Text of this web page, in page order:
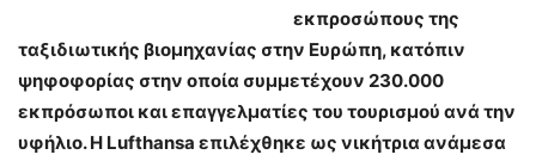
εκπροσώπους της
ταξιδιωτικής βιομηχανίας στην Ευρώπη, κατόπιν
ψηφοφορίας στην οποία συμμετέχουν 230.000
εκπρόσωποι και επαγγελματίες του τουρισμού ανά την
υφήλιο. Η Lufthansa επιλέχθηκε ως νικήτρια ανάμεσα